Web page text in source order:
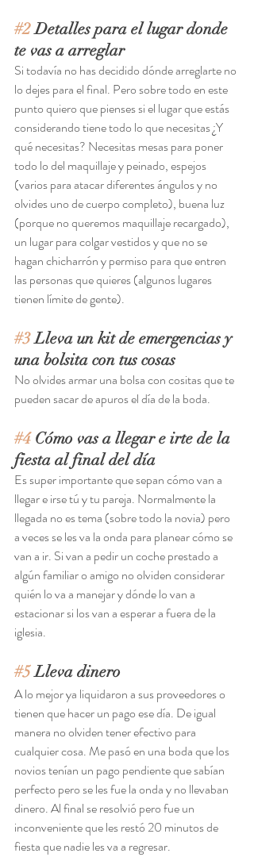
#2 Detalles para el lugar donde
te vas a arreglar
Si todavía no has decidido dónde arreglarte no
lo dejes para el final. Pero sobre todo en este
punto quiero que pienses si el lugar que estás
considerando tiene todo lo que necesitas ¿Y
qué necesitas? Necesitas mesas para poner
todo lo del maquillaje y peinado, espejos
(varios para atacar diferentes ángulos y no
olvides uno de cuerpo completo), buena luz
(porque no queremos maquillaje recargado),
un lugar para colgar vestidos y que no se
hagan chicharrón y permiso para que entren
las personas que quieres (algunos lugares
tienen límite de gente).
#3 Lleva un kit de emergencias y
una bolsita con tus cosas
No olvides armar una bolsa con cositas que te
pueden sacar de apuros el día de la boda.
#4 Cómo vas a llegar e irte de la
fiesta al final del día
Es super importante que sepan cómo van a
llegar e irse tú y tu pareja. Normalmente la
llegada no es tema (sobre todo la novia) pero
a veces se les va la onda para planear cómo se
van a ir. Si van a pedir un coche prestado a
algún familiar o amigo no olviden considerar
quién lo va a manejar y dónde lo van a
estacionar si los van a esperar a fuera de la
iglesia.
#5 Lleva dinero
A lo mejor ya liquidaron a sus proveedores o
tienen que hacer un pago ese día. De igual
manera no olviden tener efectivo para
cualquier cosa. Me pasó en una boda que los
novios tenían un pago pendiente que sabían
perfecto pero se les fue la onda y no llevaban
dinero. Al final se resolvió pero fue un
inconveniente que les restó 20 minutos de
fiesta que nadie les va a regresar.